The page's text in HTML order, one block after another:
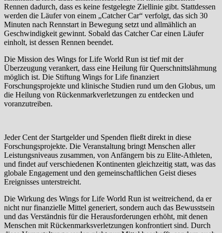
Rennen dadurch, dass es keine festgelegte Ziellinie gibt. Stattdessen
werden die Läufer von einem „Catcher Car“ verfolgt, das sich 30
Minuten nach Rennstart in Bewegung setzt und allmählich an
Geschwindigkeit gewinnt. Sobald das Catcher Car einen Läufer
einholt, ist dessen Rennen beendet.
Die Mission des Wings for Life World Run ist tief mit der
Überzeugung verankert, dass eine Heilung für Querschnittslähmung
möglich ist. Die Stiftung Wings for Life finanziert
Forschungsprojekte und klinische Studien rund um den Globus, um
die Heilung von Rückenmarkverletzungen zu entdecken und
voranzutreiben.
Jeder Cent der Startgelder und Spenden fließt direkt in diese
Forschungsprojekte. Die Veranstaltung bringt Menschen aller
Leistungsniveaus zusammen, von Anfängern bis zu Elite-Athleten,
und findet auf verschiedenen Kontinenten gleichzeitig statt, was das
globale Engagement und den gemeinschaftlichen Geist dieses
Ereignisses unterstreicht.
Die Wirkung des Wings for Life World Run ist weitreichend, da er
nicht nur finanzielle Mittel generiert, sondern auch das Bewusstsein
und das Verständnis für die Herausforderungen erhöht, mit denen
Menschen mit Rückenmarksverletzungen konfrontiert sind. Durch